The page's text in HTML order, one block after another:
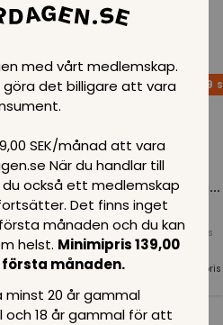
med vårt medlemskap.
det billigare att vara
SEK/månad att vara
När du handlar till
också ett medlemskap
Det finns inget
månaden och du kan
helst. Minimipris 139,00
första månaden.
minst 20 år gammal
18 år gammal för att
99 SEK
Normalpris
SEK
SPARA 99
Loading...
Normalpris
99SEK
Medlemspris